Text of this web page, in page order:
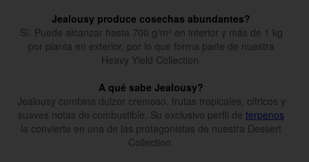
Jealousy produce cosechas abundantes?
Sí. Puede alcanzar hasta 700 g/m² en interior y más de 1 kg
por planta en exterior, por lo que forma parte de nuestra
Heavy Yield Collection.
A qué sabe Jealousy?
Jealousy combina dulzor cremoso, frutas tropicales, cítricos y
suaves notas de combustible. Su exclusivo perfil de terpenos
la convierte en una de las protagonistas de nuestra Dessert
Collection.